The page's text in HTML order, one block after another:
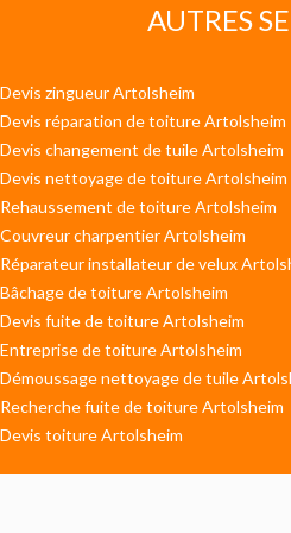
AUTRES
Devis zingueur Artolsheim
Devis réparation de toiture Artolsheim
Devis changement de tuile Artolsheim
Devis nettoyage de toiture Artolsheim
Rehaussement de toiture Artolsheim
Couvreur charpentier Artolsheim
Réparateur installateur de velux
Bâchage de toiture Artolsheim
Devis fuite de toiture Artolsheim
Entreprise de toiture Artolsheim
Démoussage nettoyage de tuile
Recherche fuite de toiture Artolsheim
Devis toiture Artolsheim